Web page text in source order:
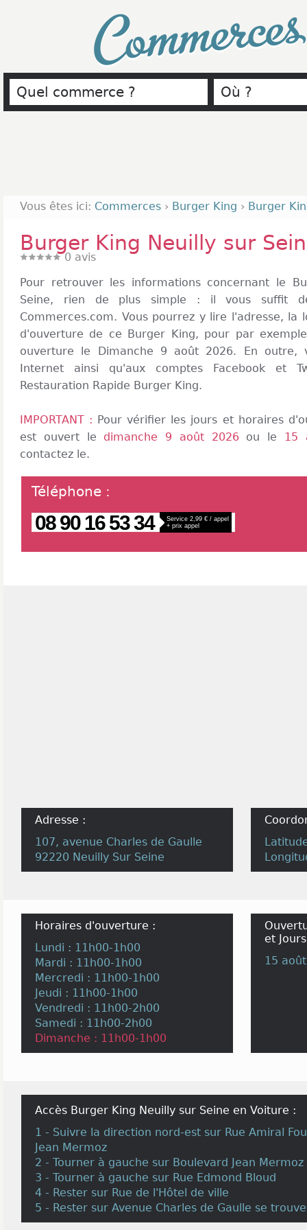
Vous êtes ici: Commerces › Burger King › Burger
Burger King Neuilly sur
0 avis
Pour retrouver les informations concernant le
Seine, rien de plus simple : il vous suffit
Commerces.com. Vous pourrez y lire l'adresse, la
d'ouverture de ce Burger King, pour par
ouverture le Dimanche 9 août 2026. En outre,
Internet ainsi qu'aux comptes Facebook et
Restauration Rapide Burger King.
IMPORTANT : Pour vérifier les jours et horaires
est ouvert le dimanche 9 août 2026ou le 15
contactez le.
Téléphone :
08 90 16 53 34
Service 2,99 € / appel
+ prix appel
Adresse :
107, avenue Charles de Gaulle
92220 Neuilly Sur Seine
Horaires d'ouverture :
Lundi : 11h00-1h00
Mardi : 11h00-1h00
Mercredi : 11h00-1h00
Jeudi : 11h00-1h00
Vendredi : 11h00-2h00
Samedi : 11h00-2h00
Dimanche : 11h00-1h00
et
15 août
Accès Burger King Neuilly sur Seine en Voiture :
1 - Suivre la direction nord-est sur Rue Amiral
Jean Mermoz
2 - Tourner à gauche sur Boulevard Jean Mermoz
3 - Tourner à gauche sur Rue Edmond Bloud
4 - Rester sur Rue de l'Hôtel de ville
5 - Rester sur Avenue Charles de Gaulle se